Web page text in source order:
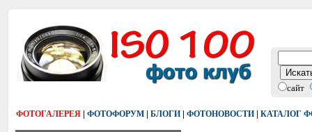
сайт
ФОТОГАЛЕРЕЯ | ФОТОФОРУМ | БЛОГИ | ФОТОНОВОСТИ | КАТАЛОГ